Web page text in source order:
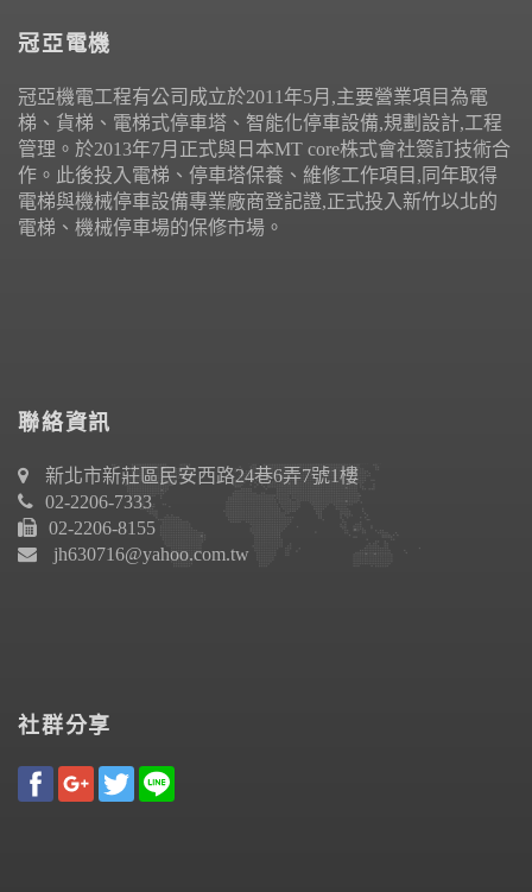
冠亞電機
冠亞機電工程有公司成立於2011年5月,主要營業項目為電
梯、貨梯、電梯式停車塔、智能化停車設備,規劃設計,工程
管理。於2013年7月正式與日本MT core株式會社簽訂技術合
作。此後投入電梯、停車塔保養、維修工作項目,同年取得
電梯與機械停車設備專業廠商登記證,正式投入新竹以北的
電梯、機械停車場的保修市場。
聯絡資訊
新北市新莊區民安西路24巷6弄7號1樓
02-2206-7333
02-2206-8155
jh630716@yahoo.com.tw
社群分享